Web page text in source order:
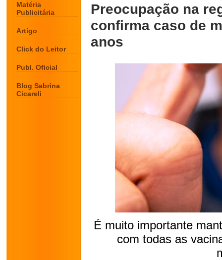
Matéria
Publicitária
Artigo
Click do Leitor
Publ. Oficial
Blog Sabrina
Cicareli
Preocupação na
confirma caso de
anos
É muito importante
com todas as